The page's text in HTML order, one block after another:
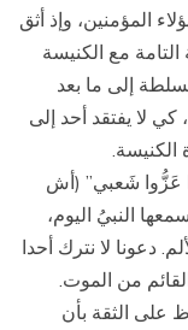
المؤمنين، وإذ أثق
التامة مع الكنيسة
إلى ما بعد
كي لا يفتقد أحد إلى
عَزُّوا شَعبي” (أش
النبيُ اليوم،
دعونا لا نترك أحدا
من الموت.
على الثقة بأن